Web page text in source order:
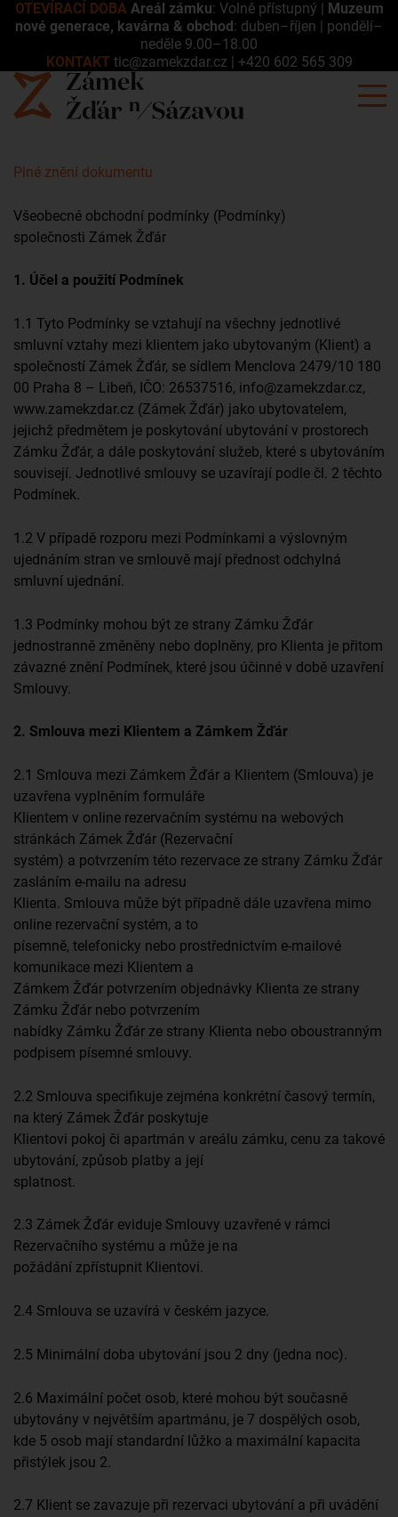
OTEVÍRACÍ DOBA Areál zámku: Volně přístupný | Muzeum
nové generace, kavárna & obchod: duben–říjen | pondělí–
neděle 9.00–18.00
KONTAKT tic@zamekzdar.cz | +420 602 565 309
Plné znění dokumentu
Všeobecné obchodní podmínky (Podmínky)
společnosti Zámek Žďár
1. Účel a použití Podmínek
1.1 Tyto Podmínky se vztahují na všechny jednotlivé
smluvní vztahy mezi klientem jako ubytovaným (Klient) a
společností Zámek Žďár, se sídlem Menclova 2479/10 180
00 Praha 8 – Libeň, IČO: 26537516, info@zamekzdar.cz,
www.zamekzdar.cz (Zámek Žďár) jako ubytovatelem,
jejichž předmětem je poskytování ubytování v prostorech
Zámku Žďár, a dále poskytování služeb, které s ubytováním
souvisejí. Jednotlivé smlouvy se uzavírají podle čl. 2 těchto
Podmínek.
1.2 V případě rozporu mezi Podmínkami a výslovným
ujednáním stran ve smlouvě mají přednost odchylná
smluvní ujednání.
1.3 Podmínky mohou být ze strany Zámku Žďár
jednostranně změněny nebo doplněny, pro Klienta je přitom
závazné znění Podmínek, které jsou účinné v době uzavření
Smlouvy.
2. Smlouva mezi Klientem a Zámkem Žďár
2.1 Smlouva mezi Zámkem Žďár a Klientem (Smlouva) je
uzavřena vyplněním formuláře
Klientem v online rezervačním systému na webových
stránkách Zámek Žďár (Rezervační
systém) a potvrzením této rezervace ze strany Zámku Žďár
zasláním e-mailu na adresu
Klienta. Smlouva může být případně dále uzavřena mimo
online rezervační systém, a to
písemně, telefonicky nebo prostřednictvím e-mailové
komunikace mezi Klientem a
Zámkem Žďár potvrzením objednávky Klienta ze strany
Zámku Žďár nebo potvrzením
nabídky Zámku Žďár ze strany Klienta nebo oboustranným
podpisem písemné smlouvy.
2.2 Smlouva specifikuje zejména konkrétní časový termín,
na který Zámek Žďár poskytuje
Klientovi pokoj či apartmán v areálu zámku, cenu za takové
ubytování, způsob platby a její
splatnost.
2.3 Zámek Žďár eviduje Smlouvy uzavřené v rámci
Rezervačního systému a může je na
požádání zpřístupnit Klientovi.
2.4 Smlouva se uzavírá v českém jazyce.
2.5 Minimální doba ubytování jsou 2 dny (jedna noc).
2.6 Maximální počet osob, které mohou být současně
ubytovány v největším apartmánu, je 7 dospělých osob,
kde 5 osob mají standardní lůžko a maximální kapacita
přistýlek jsou 2.
2.7 Klient se zavazuje při rezervaci ubytování a při uvádění